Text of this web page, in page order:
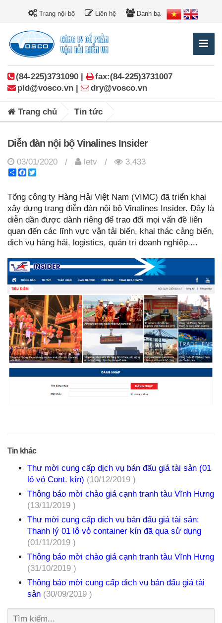
Trang nội bộ Liên hệ Danh bạ
(84-225)3731090 |
fax:(84-225)3731007
pid@vosco.vn |
dry@vosco.vn
Trang chủ Tin tức
Diễn đàn nội bộ Vinalines Insider
03/01/2020 / letv /
3,433
ShareFacebook
Tổng công ty Hàng Hải Việt Nam (VIMC) đã triển khai
xây dựng trang diễn đàn nội bộ Vinalines Insider. Đây là
diễn dần được dành riêng để trao đổi mọi vấn đề liên
quan đến các lĩnh vực vận tải biển, khai thác cảng biển,
dịch vụ hàng hải, logistics, quản trị doanh nghiệp,...
Tin khác
Thư mời cung cấp dịch vụ bán đấu giá tài sản (01
lô vỏ Cont. kín) (10/12/2019 )
Thông báo mời chào giá cạnh tranh tàu Vĩnh Hưng
(13/11/2019 )
Thư mời cung cấp dịch vụ bán đấu giá tài sản:
Thanh lý 01 lô vỏ container kín đã qua sử dụng
(01/11/2019 )
Thông báo mời chào giá cạnh tranh tàu Vĩnh Hưng
(31/10/2019 )
Thông báo mời cung cấp dịch vụ bán đấu giá tài
sản (30/09/2019 )
Tìm